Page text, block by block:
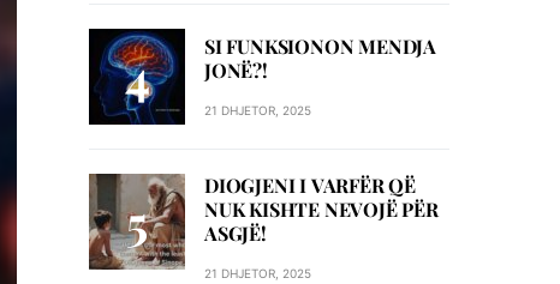
SI FUNKSIONON MENDJA
JONË?!
21 DHJETOR, 2025
DIOGJENI I VARFËR QË
NUK KISHTE NEVOJË PËR
ASGJË!
21 DHJETOR, 2025